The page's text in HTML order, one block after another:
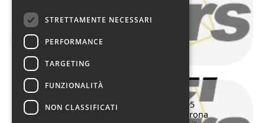
SEOMAP
GEOMAP
Web Agency a Verona dal 1995
Via Leone Pancaldo 70, 37138 Verona
STRETTAMENTE NECESSARI
PERFORMANCE
TARGETING
FUNZIONALITÀ
NON CLASSIFICATI